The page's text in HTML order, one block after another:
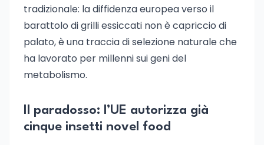
tradizionale: la diffidenza europea verso il
barattolo di grilli essiccati non è capriccio di
palato, è una traccia di selezione naturale che
ha lavorato per millenni sui geni del
metabolismo.
Il paradosso: l’UE autorizza già
cinque insetti novel food